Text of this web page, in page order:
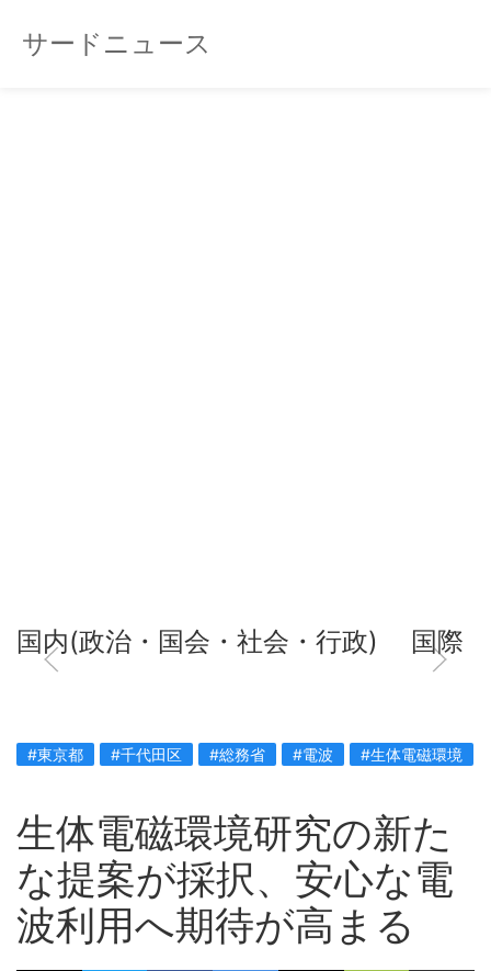
サードニュース
国内(政治・国会・社会・行政) 国際
#東京都 #千代田区 #総務省 #電波 #生体電磁環境
生体電磁環境研究の新た
な提案が採択、安心な電
波利用へ期待が高まる